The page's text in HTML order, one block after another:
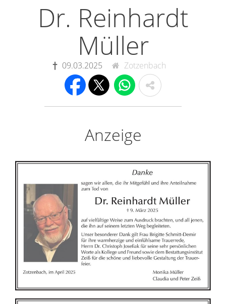
Dr. Reinhardt
Müller
09.03.2025 Zotzenbach
Anzeige